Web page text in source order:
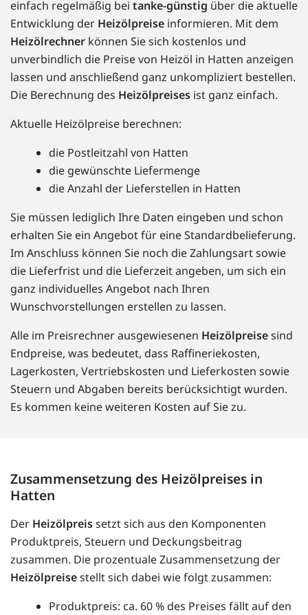
einfach regelmäßig bei tanke-günstig über die aktuelle
Entwicklung der Heizölpreise informieren. Mit dem
Heizölrechner können Sie sich kostenlos und
unverbindlich die Preise von Heizöl in Hatten anzeigen
lassen und anschließend ganz unkompliziert bestellen.
Die Berechnung des Heizölpreises ist ganz einfach.
Aktuelle Heizölpreise berechnen:
die Postleitzahl von Hatten
die gewünschte Liefermenge
die Anzahl der Lieferstellen in Hatten
Sie müssen lediglich Ihre Daten eingeben und schon
erhalten Sie ein Angebot für eine Standardbelieferung.
Im Anschluss können Sie noch die Zahlungsart sowie
die Lieferfrist und die Lieferzeit angeben, um sich ein
ganz individuelles Angebot nach Ihren
Wunschvorstellungen erstellen zu lassen.
Alle im Preisrechner ausgewiesenen Heizölpreisesind
Endpreise, was bedeutet, dass Raffineriekosten,
Lagerkosten, Vertriebskosten und Lieferkosten sowie
Steuern und Abgaben bereits berücksichtigt wurden.
Es kommen keine weiteren Kosten auf Sie zu.
Zusammensetzung des Heizölpreises in
Hatten
Der Heizölpreissetzt sich aus den Komponenten
Produktpreis, Steuern und Deckungsbeitrag
zusammen. Die prozentuale Zusammensetzung der
Heizölpreisestellt sich dabei wie folgt zusammen:
Produktpreis: ca. 60 % des Preises fällt auf den